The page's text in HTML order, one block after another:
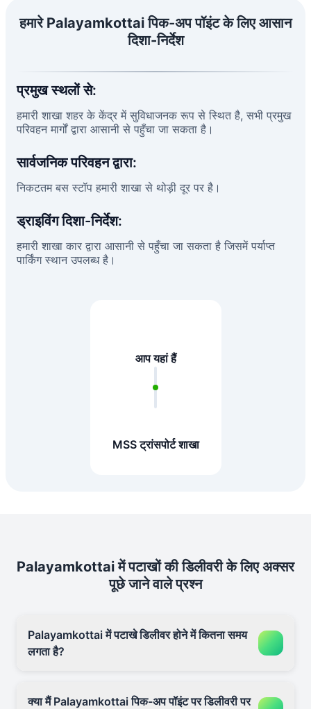
हमारे Palayamkottai पिक-अप पॉइंट के लिए आसान
दिशा-निर्देश
प्रमुख स्थलों से:
हमारी शाखा शहर के केंद्र में सुविधाजनक रूप से स्थित है, सभी प्रमुख
परिवहन मार्गों द्वारा आसानी से पहुँचा जा सकता है।
सार्वजनिक परिवहन द्वारा:
निकटतम बस स्टॉप हमारी शाखा से थोड़ी दूर पर है।
ड्राइविंग दिशा-निर्देश:
हमारी शाखा कार द्वारा आसानी से पहुँचा जा सकता है जिसमें पर्याप्त
पार्किंग स्थान उपलब्ध है।
आप यहां हैं
MSS ट्रांसपोर्ट शाखा
Palayamkottai में पटाखों की डिलीवरी के लिए अक्सर
पूछे जाने वाले प्रश्न
Palayamkottai में पटाखे डिलीवर होने में कितना समय
लगता है?
क्या मैं Palayamkottai पिक-अप पॉइंट पर डिलीवरी पर